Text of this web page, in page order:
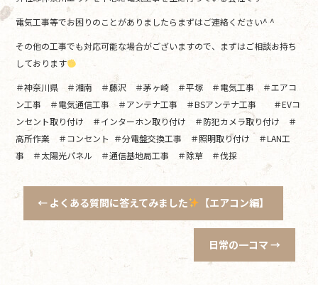
電気工事等でお困りのことがありましたらまずはご連絡ください^ ^
その他の工事でも対応可能な場合がございますので、まずはご相談お持ち
しております
＃神奈川県 ＃湘南 ＃藤沢 ＃茅ヶ崎 ＃平塚 ＃電気工事 ＃エアコ
ン工事 ＃電気通信工事 ＃アンテナ工事 ＃BSアンテナ工事 ＃EVコ
ンセント取り付け ＃インターホン取り付け ＃防犯カメラ取り付け ＃
高所作業 ＃コンセント ＃分電盤交換工事 ＃照明取り付け ＃LAN工
事 ＃太陽光パネル ＃通信基地局工事 ＃除草 ＃伐採
← よくある質問に答えてみました 【エアコン編】
日常の一コマ →